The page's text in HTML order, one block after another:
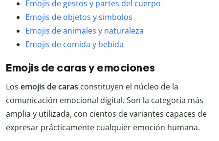
Emojis de gestos y partes del cuerpo
Emojis de objetos y símbolos
Emojis de animales y naturaleza
Emojis de comida y bebida
Emojis de caras y emociones
Los emojis de caras constituyen el núcleo de la
comunicación emocional digital. Son la categoría más
amplia y utilizada, con cientos de variantes capaces de
expresar prácticamente cualquier emoción humana.